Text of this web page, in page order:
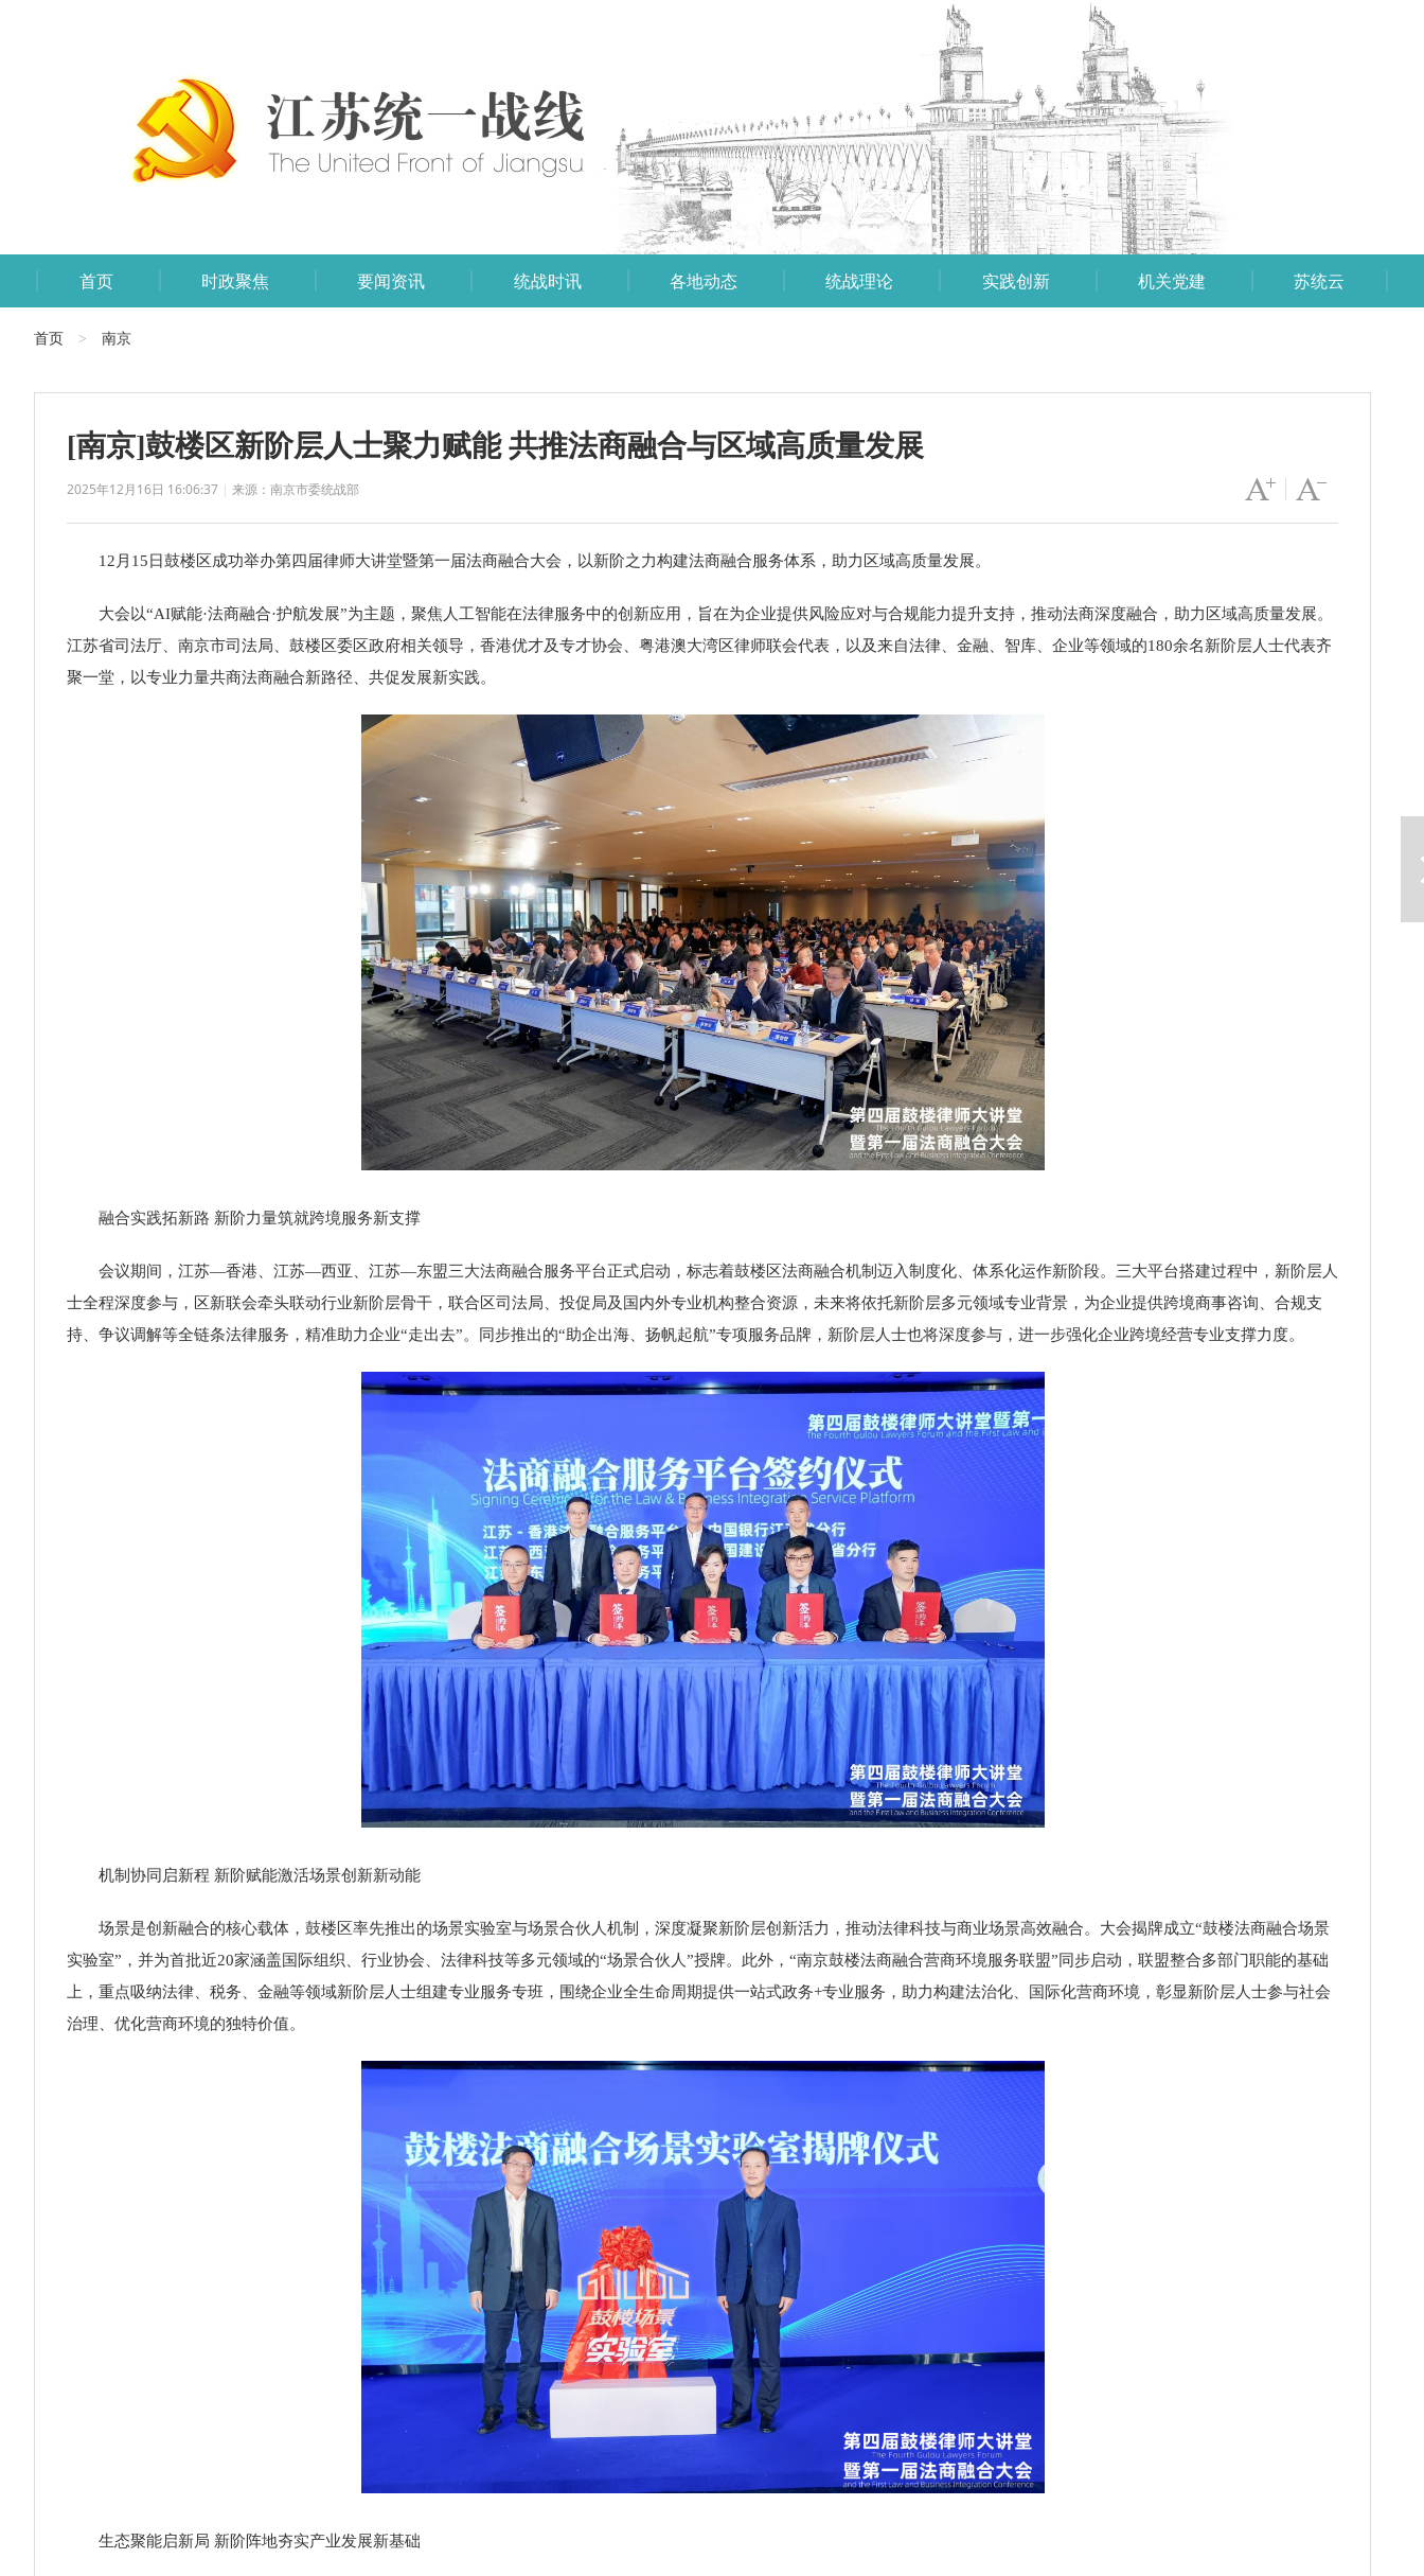
首页 时政聚焦 要闻资讯 统战时讯 各地动态 统战理论 实践创新 机关党建 苏统云
首页 > 南京
[南京]鼓楼区新阶层人士聚力赋能 共推法商融合与区域高质量发展
2025年12月16日 16:06:37 | 来源：南京市委统战部 字号变小
12月15日鼓楼区成功举办第四届律师大讲堂暨第一届法商融合大会，以新阶之力构建法商融合服务体系，助力区域高质量发展。
大会以“AI赋能·法商融合·护航发展”为主题，聚焦人工智能在法律服务中的创新应用，旨在为企业提供风险应对与合规能力提升支持，推动法商深度融合，助力区域高质量发展。
江苏省司法厅、南京市司法局、鼓楼区委区政府相关领导，香港优才及专才协会、粤港澳大湾区律师联会代表，以及来自法律、金融、智库、企业等领域的180余名新阶层人士代表齐
聚一堂，以专业力量共商法商融合新路径、共促发展新实践。
融合实践拓新路 新阶力量筑就跨境服务新支撑
会议期间，江苏—香港、江苏—西亚、江苏—东盟三大法商融合服务平台正式启动，标志着鼓楼区法商融合机制迈入制度化、体系化运作新阶段。三大平台搭建过程中，新阶层人
士全程深度参与，区新联会牵头联动行业新阶层骨干，联合区司法局、投促局及国内外专业机构整合资源，未来将依托新阶层多元领域专业背景，为企业提供跨境商事咨询、合规支
持、争议调解等全链条法律服务，精准助力企业“走出去”。同步推出的“助企出海、扬帆起航”专项服务品牌，新阶层人士也将深度参与，进一步强化企业跨境经营专业支撑力度。
机制协同启新程 新阶赋能激活场景创新新动能
场景是创新融合的核心载体，鼓楼区率先推出的场景实验室与场景合伙人机制，深度凝聚新阶层创新活力，推动法律科技与商业场景高效融合。大会揭牌成立“鼓楼法商融合场景
实验室”，并为首批近20家涵盖国际组织、行业协会、法律科技等多元领域的“场景合伙人”授牌。此外，“南京鼓楼法商融合营商环境服务联盟”同步启动，联盟整合多部门职能的基础
上，重点吸纳法律、税务、金融等领域新阶层人士组建专业服务专班，围绕企业全生命周期提供一站式政务+专业服务，助力构建法治化、国际化营商环境，彰显新阶层人士参与社会
治理、优化营商环境的独特价值。
生态聚能启新局 新阶阵地夯实产业发展新基础